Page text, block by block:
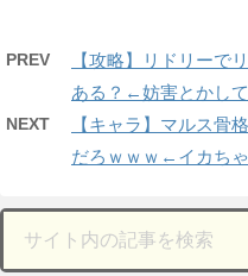
PREV
【攻略】リドリーで
ある？←妨害とかして
NEXT
【キャラ】マルス骨
だろｗｗｗ←イカち